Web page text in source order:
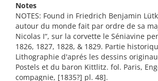
Notes
NOTES: Found in Friedrich Benjamin
autour du monde fait par ordre de sa
Nicolas I“, sur la corvette le Séniavine
1826, 1827, 1828, & 1829. Partie
Lithographie d'aprés les dessins
Postels et du baron Kittlitz. fol. Paris,
compagnie, [1835?] pl. 48].